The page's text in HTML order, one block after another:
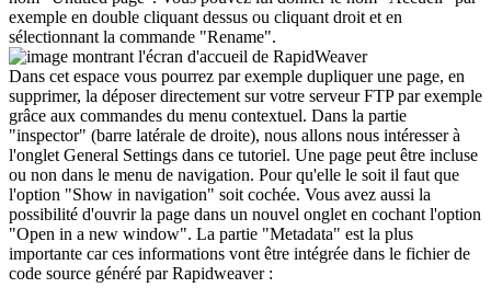
exemple en double cliquant dessus ou cliquant droit et en
sélectionnant la commande "Rename".
Dans cet espace vous pourrez par exemple dupliquer une page, en
supprimer, la déposer directement sur votre serveur FTP par exemple
grâce aux commandes du menu contextuel. Dans la partie
"inspector" (barre latérale de droite), nous allons nous intéresser à
l'onglet General Settings dans ce tutoriel. Une page peut être incluse
ou non dans le menu de navigation. Pour qu'elle le soit il faut que
l'option "Show in navigation" soit cochée. Vous avez aussi la
possibilité d'ouvrir la page dans un nouvel onglet en cochant l'option
"Open in a new window". La partie "Metadata" est la plus
importante car ces informations vont être intégrée dans le fichier de
code source généré par Rapidweaver :